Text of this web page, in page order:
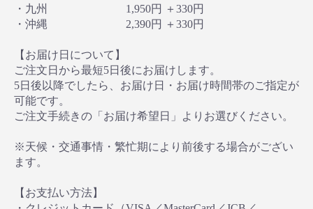
・九州 1,950円 ＋330円
・沖縄 2,390円 ＋330円
【お届け日について】
ご注文日から最短5日後にお届けします。
5日後以降でしたら、お届け日・お届け時間帯のご指定が
可能です。
ご注文手続きの「お届け希望日」よりお選びください。
※天候・交通事情・繁忙期により前後する場合がござい
ます。
【お支払い方法】